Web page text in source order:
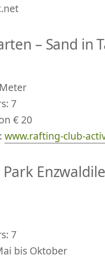
– Sand in
7
€ 20
www.rafting-club-
7
bis Oktober